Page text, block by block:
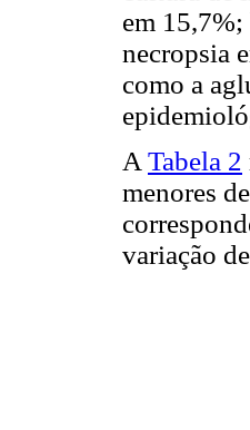
em 15,7%;
necropsia
como a
ATabela 2
menores
variação